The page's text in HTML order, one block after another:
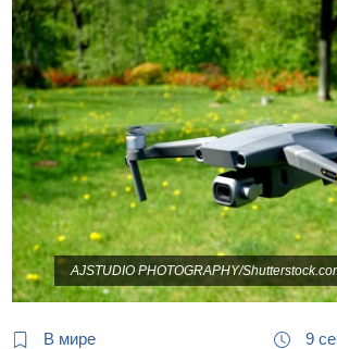
AJSTUDIO PHOTOGRAPHY/
В мире 9